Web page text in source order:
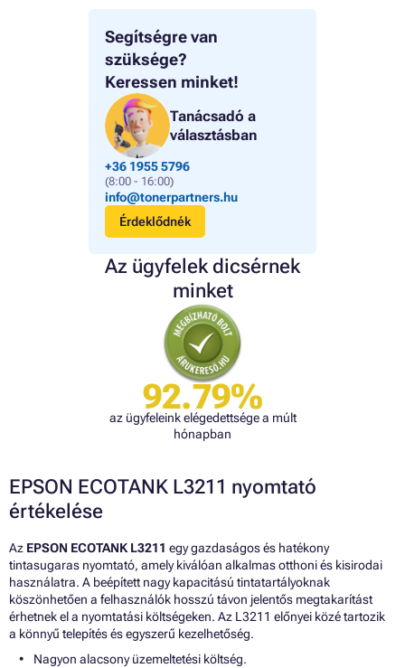
Segítségre van
szüksége?
Keressen minket!
Tanácsadó a
választásban
+36 1955 5796
(8:00 - 16:00)
info@tonerpartners.hu
Érdeklődnék
Az ügyfelek dicsérnek
minket
92.79%
az ügyfeleink elégedettsége a múlt
hónapban
EPSON ECOTANK L3211 nyomtató
értékelése
Az EPSON ECOTANK L3211 egy gazdaságos és hatékony
tintasugaras nyomtató, amely kiválóan alkalmas otthoni és kisirodai
használatra. A beépített nagy kapacitású tintatartályoknak
köszönhetően a felhasználók hosszú távon jelentős megtakarítást
érhetnek el a nyomtatási költségeken. Az L3211 előnyei közé tartozik
a könnyű telepítés és egyszerű kezelhetőség.
Nagyon alacsony üzemeltetési költség.